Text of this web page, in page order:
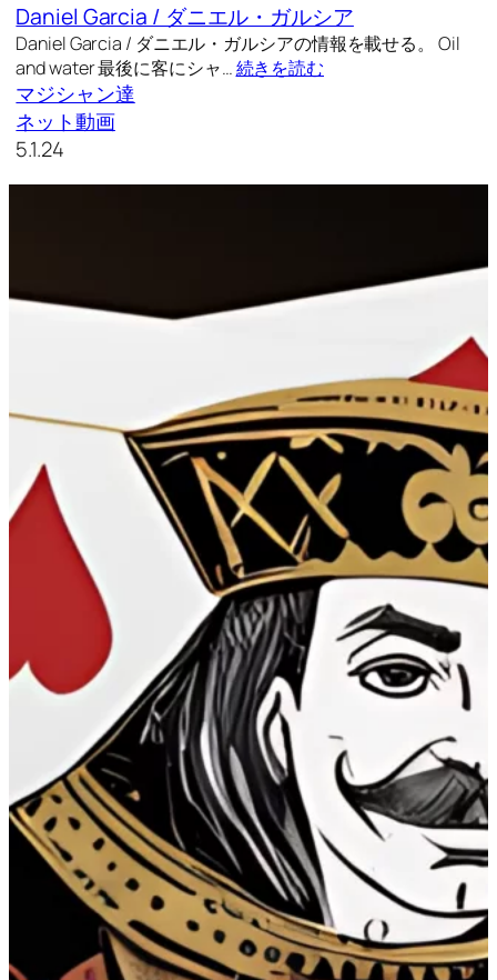
Daniel Garcia / ダニエル・ガルシア
Daniel Garcia / ダニエル・ガルシアの情報を載せる。 Oil
and water 最後に客にシャ…続きを読む
マジシャン達
ネット動画
5.1.24